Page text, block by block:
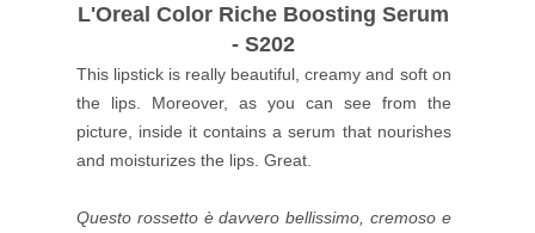
L'Oreal Color Riche Boosting Serum
- S202
This lipstick is really beautiful, creamy and soft on
the lips. Moreover, as you can see from the
picture, inside it contains a serum that nourishes
and moisturizes the lips. Great.
Questo rossetto è davvero bellissimo, cremoso e